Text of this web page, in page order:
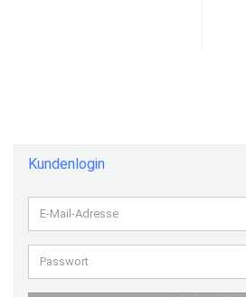
Kundenlogin
E-
Mail-
Adresse
Passwort